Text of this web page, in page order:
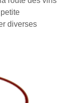
diverses